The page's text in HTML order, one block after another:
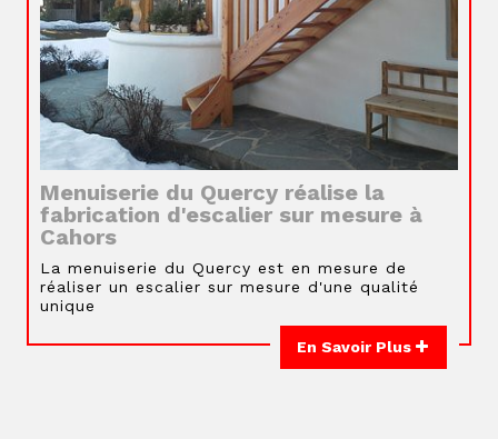
Menuiserie du Quercy réalise la
fabrication d'escalier sur mesure à
Cahors
La menuiserie du Quercy est en mesure de
réaliser un escalier sur mesure d'une qualité
unique
En Savoir Plus